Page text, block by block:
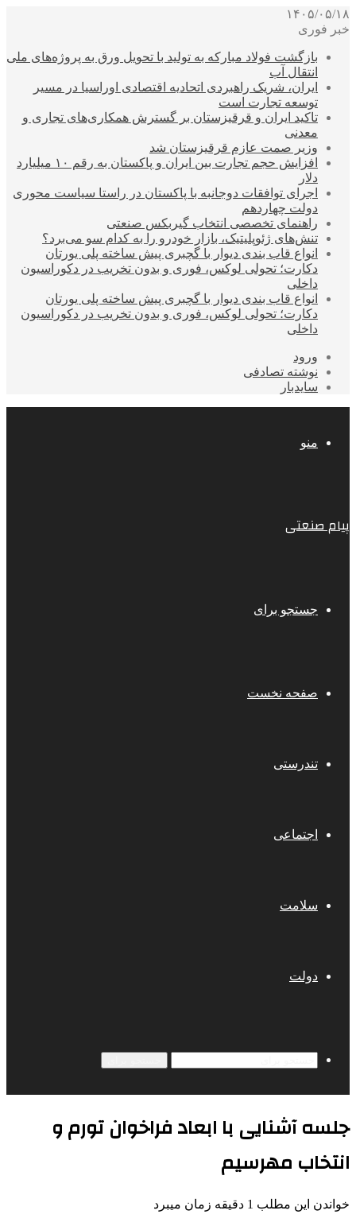
۱۴۰۵/۰۵/۱۸
خبر فوری
بازگشت فولاد مبارکه به تولید با تحویل ورق به پروژه‌های ملی
انتقال آب
ایران، شریک راهبردی اتحادیه اقتصادی اوراسیا در مسیر
توسعه تجارت است
تاکید ایران و قرقیزستان بر گسترش همکاری‌های تجاری و
معدنی
وزیر صمت عازم قرقیزستان شد
افزایش حجم تجارت بین ایران و پاکستان به رقم ۱۰ میلیارد
دلار
اجرای توافقات دوجانبه با پاکستان در راستا سیاست محوری
دولت چهاردهم
راهنمای تخصصی انتخاب گیربکس صنعتی
تنش‌های ژئوپلیتیک، بازار خودرو را به کدام سو می‌برد؟
انواع قاب بندی دیوار با گچبری پیش ساخته پلی یورتان
دکارت؛ تحولی لوکس، فوری و بدون تخریب در دکوراسیون
داخلی
انواع قاب بندی دیوار با گچبری پیش ساخته پلی یورتان
دکارت؛ تحولی لوکس، فوری و بدون تخریب در دکوراسیون
داخلی
ورود
نوشته تصادفی
سایدبار
منو
پیام صنعتی
جستجو برای
صفحه نخست
تندرستی
اجتماعی
سلامت
دولت
جلسه آشنایی با ابعاد فراخوان تورم و
انتخاب مهرسیم
خواندن این مطلب 1 دقیقه زمان میبرد